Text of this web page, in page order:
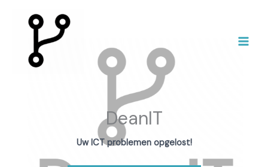
DeanIT
Uw ICT problemen opgelost!